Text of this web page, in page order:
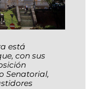
está
con sus
Senatorial,